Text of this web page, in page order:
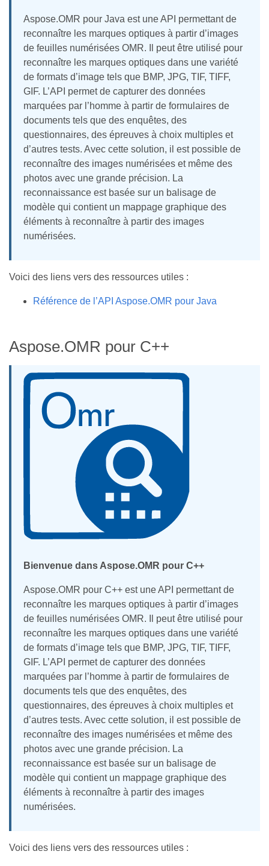
Aspose.OMR pour Java est une API permettant de
reconnaître les marques optiques à partir d’images
de feuilles numérisées OMR. Il peut être utilisé pour
reconnaître les marques optiques dans une variété
de formats d’image tels que BMP, JPG, TIF, TIFF,
GIF. L’API permet de capturer des données
marquées par l’homme à partir de formulaires de
documents tels que des enquêtes, des
questionnaires, des épreuves à choix multiples et
d’autres tests. Avec cette solution, il est possible de
reconnaître des images numérisées et même des
photos avec une grande précision. La
reconnaissance est basée sur un balisage de
modèle qui contient un mappage graphique des
éléments à reconnaître à partir des images
numérisées.
Voici des liens vers des ressources utiles :
Référence de l’API Aspose.OMR pour Java
Aspose.OMR pour C++
Bienvenue dans Aspose.OMR pour C++
Aspose.OMR pour C++ est une API permettant de
reconnaître les marques optiques à partir d’images
de feuilles numérisées OMR. Il peut être utilisé pour
reconnaître les marques optiques dans une variété
de formats d’image tels que BMP, JPG, TIF, TIFF,
GIF. L’API permet de capturer des données
marquées par l’homme à partir de formulaires de
documents tels que des enquêtes, des
questionnaires, des épreuves à choix multiples et
d’autres tests. Avec cette solution, il est possible de
reconnaître des images numérisées et même des
photos avec une grande précision. La
reconnaissance est basée sur un balisage de
modèle qui contient un mappage graphique des
éléments à reconnaître à partir des images
numérisées.
Voici des liens vers des ressources utiles :